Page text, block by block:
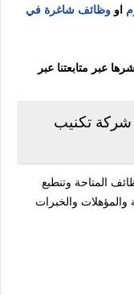
او وظائف شاغرة في
عبر متابعتنا عبر
تكنيب
المتاحة وتنطبع
والمؤهلات والخبرات